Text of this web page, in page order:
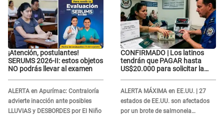
¡Atención, postulantes!
SERUMS 2026-II: estos objetos
NO podrás llevar al examen
ALERTA en Apurímac: Contraloría
advierte inacción ante posibles
LLUVIAS y DESBORDES por El Niño
CONFIRMADO | Los latinos
tendrán que PAGAR hasta
US$20.000 para solicitar la
ALERTA MÁXIMA en EE.UU. | 27
estados de EE.UU. son afectados
por un brote de salmonela